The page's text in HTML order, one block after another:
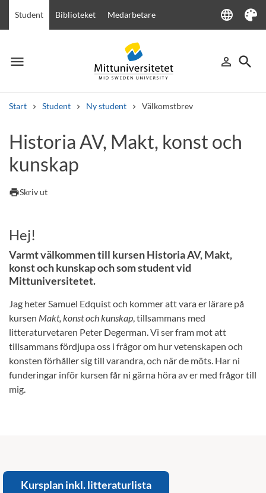
Student Biblioteket Medarbetare language
Language
Tema
menu
Meny person_outline
Logga in
search
Sök
Start Student Ny student Välkomstbrev
Andra söktjänster
Kurser och program
Historia AV, Makt, konst och
kunskap
printSkriv ut
Hej!
Varmt välkommen till kursen Historia AV, Makt,
konst och kunskap och som student vid
Mittuniversitetet.
Jag heter Samuel Edquist och kommer att vara er lärare på
kursen Makt, konst och kunskap, tillsammans med
litteraturvetaren Peter Degerman. Vi ser fram mot att
tillsammans fördjupa oss i frågor om hur vetenskapen och
konsten förhåller sig till varandra, och när de möts. Har ni
funderingar inför kursen får ni gärna höra av er med frågor till
mig.
Kursplan inkl. litteraturlista